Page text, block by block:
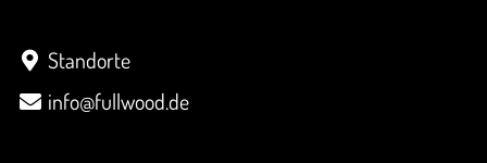
Standorte
info@fullwood.de